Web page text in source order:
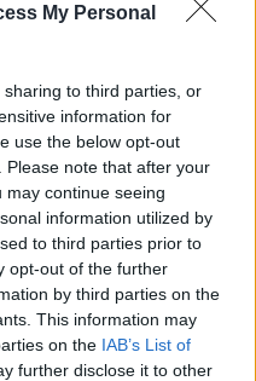
My Personal
to third parties, or
information for
use the below opt-out
note that after your
continue seeing
information utilized by
to third parties prior to
opt-out of the further
by third parties on the
This information may
on the IAB’s List of
further disclose it to other
στοGoogle News
τις ειδήσεις